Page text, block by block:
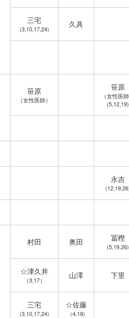
三宅
(3,10,17,24)
久具
笹原
（女性医師）
笹原
（女性医
(5,12,19)
永吉
村田 奥田 冨樫
(5,19,26)
☆津久井
（3,17）
山澤 下里
三宅
(3,10,17,24)
☆佐藤
（4,18)